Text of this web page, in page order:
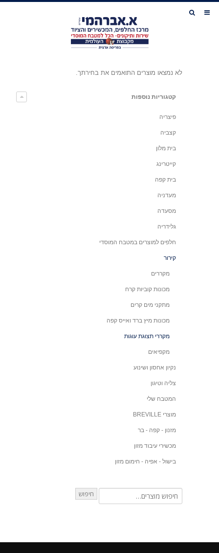
לא נמצאו מוצרים התואמים את בחירתך.
קטגוריות נוספות
פיצריה
קצביה
בית מלון
קייטרינג
בית קפה
מעדניה
מסעדה
גלידריה
חלפים למוצרים במטבח המוסדי
קירור
מקררים
מכונות קוביות קרח
מתקני מים קרים
מכונות מיץ ברד ואייס קפה
מקררי תצוגת עוגות
מקפיאים
נקיון אחסון ושינוע
צליה וטיגון
המטבח שלי
מוצרי BREVILLE
מזנון - קפה - בר
מכשירי עיבוד מזון
בישול - אפיה - חימום מזון
חיפוש